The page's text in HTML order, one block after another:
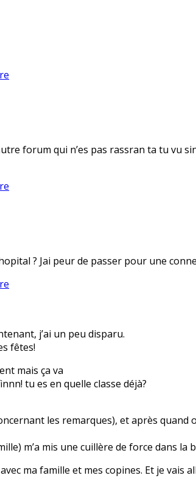
forum qui n’es pas rassran ta tu vu
? Jai peur de passer pour une conne
j’ai un peu disparu.
fêtes!
mais ça va
tu es en quelle classe déjà?
les remarques), et après
m’a mis une cuillère de force dans la
ma famille et mes copines. Et je vais